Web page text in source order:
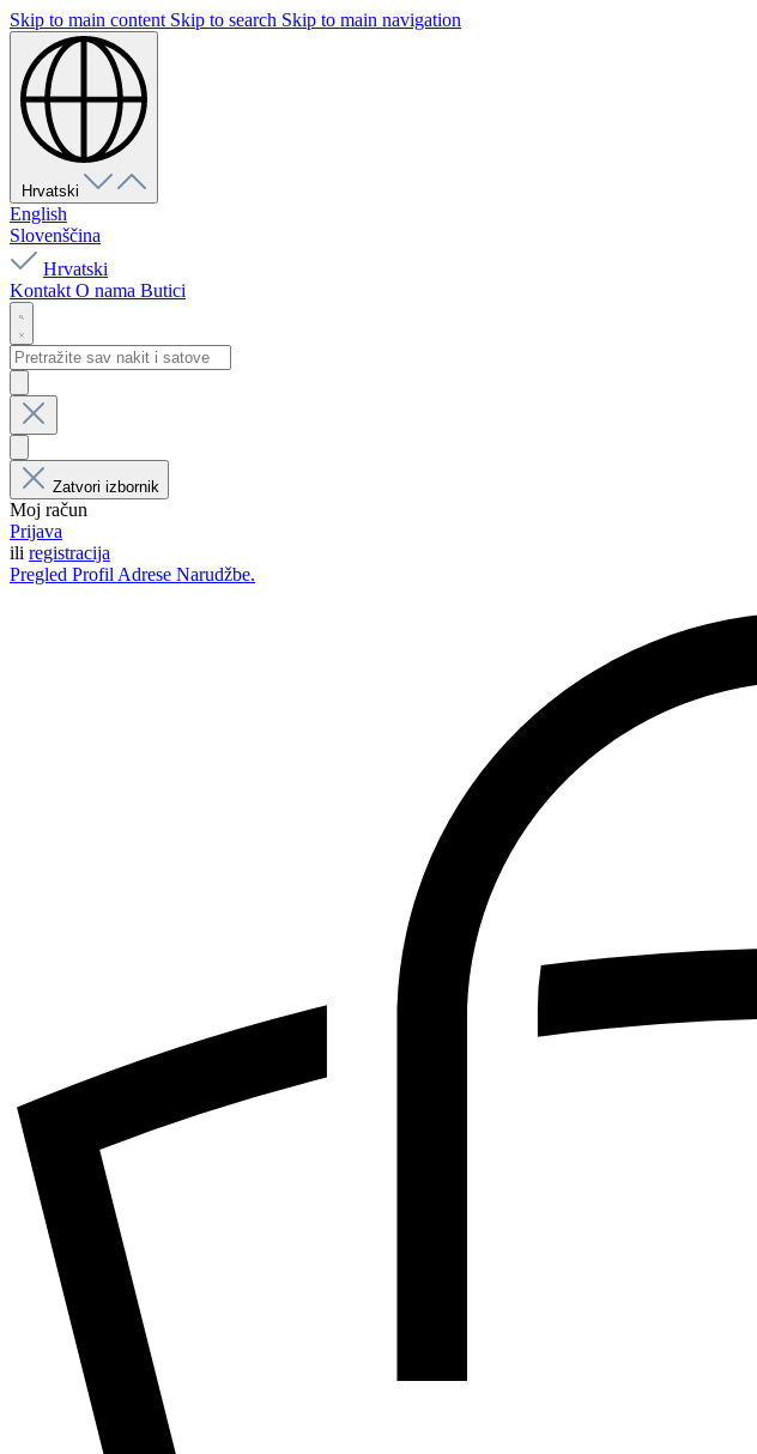
Skip to main content Skip to search Skip to main navigation
Hrvatski
English
Slovenščina
Hrvatski
Kontakt O nama Butici
Zatvori izbornik
Moj račun
Prijava
ili registracija
Pregled Profil Adrese Narudžbe.